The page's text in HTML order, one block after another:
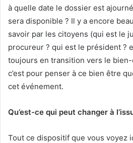
à quelle date le dossier est
sera disponible ? Il y a encore
savoir par les citoyens (qui est le
procureur ? qui est le président ?
toujours en transition vers le
c’est pour penser à ce bien être
cet événement.
Qu’est-ce qui peut changer à
Tout ce dispositif que vous voyez